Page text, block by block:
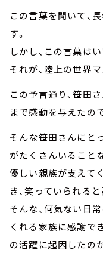
この言葉を聞いて、
す。
しかし、この言葉は
それが、陸上の世界
この予言通り、笹田
まで感動を与えたの
そんな笹田さんにと
がたくさんいること
優しい親族が支えて
き、笑っていられると
そんな、何気ない日
くれる家族に感謝で
の活躍に起因したの